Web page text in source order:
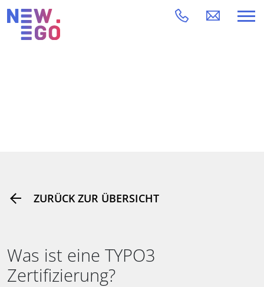
ZURÜCK ZUR ÜBERSICHT
Was ist eine TYPO3
Zertifizierung?